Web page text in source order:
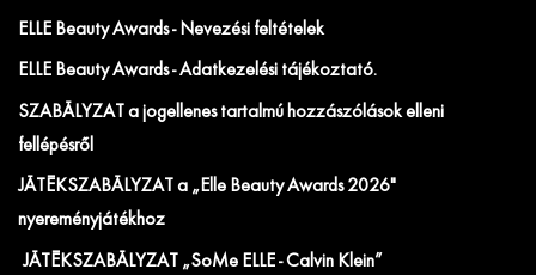
ELLE Beauty Awards - Nevezési feltételek
ELLE Beauty Awards - Adatkezelési tájékoztató.
SZABÁLYZAT a jogellenes tartalmú hozzászólások elleni
fellépésről
JÁTÉKSZABÁLYZAT a „Elle Beauty Awards 2026"
nyereményjátékhoz
JÁTÉKSZABÁLYZAT „SoMe ELLE - Calvin Klein”